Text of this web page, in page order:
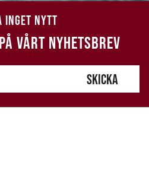
INGET NYTT
VÅRT NYHETSBREV
SKICKA